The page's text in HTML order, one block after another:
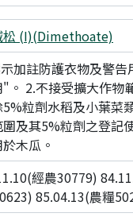
松 (I)(Dimethoate)
加註防護衣物及警
。 2.不接受擴大作物
5%粒劑水稻及小葉菜
圍及其5%粒劑之登記
木瓜。
經農30779)
85.04.13(農糧